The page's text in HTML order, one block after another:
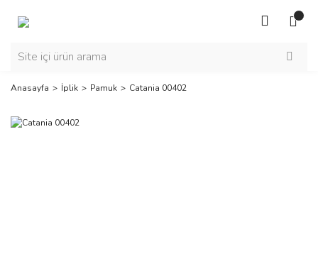
Anasayfa İplik Pamuk Catania 00402